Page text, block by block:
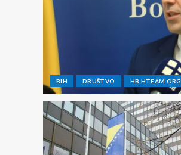
BIH DRUŠTVO HB.HTEAM.ORG